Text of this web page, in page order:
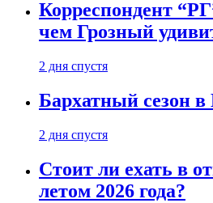
Корреспондент
чем Грозный
2 дня спустя
Бархатный сезон в
2 дня спустя
Стоит ли ехать в
летом 2026 года?